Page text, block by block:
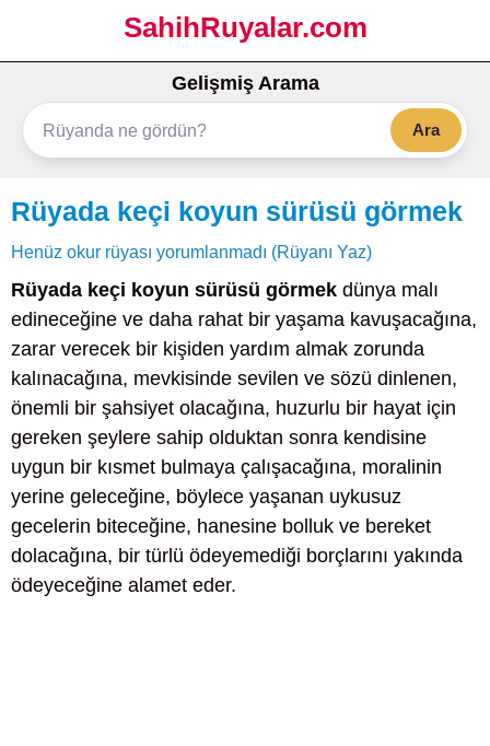
SahihRuyalar.com
Gelişmiş Arama
Ara
Rüyada keçi koyun sürüsü görmek
Henüz okur rüyası yorumlanmadı (Rüyanı Yaz)
Rüyada keçi koyun sürüsü görmek dünya malı
edineceğine ve daha rahat bir yaşama kavuşacağına,
zarar verecek bir kişiden yardım almak zorunda
kalınacağına, mevkisinde sevilen ve sözü dinlenen,
önemli bir şahsiyet olacağına, huzurlu bir hayat için
gereken şeylere sahip olduktan sonra kendisine
uygun bir kısmet bulmaya çalışacağına, moralinin
yerine geleceğine, böylece yaşanan uykusuz
gecelerin biteceğine, hanesine bolluk ve bereket
dolacağına, bir türlü ödeyemediği borçlarını yakında
ödeyeceğine alamet eder.